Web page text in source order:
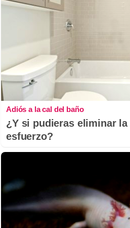
Adiós a la cal del baño
¿Y si pudieras eliminar
esfuerzo?